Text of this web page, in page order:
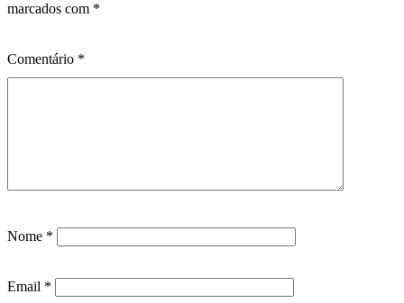
marcados com *
Comentário *
Nome *
Email *